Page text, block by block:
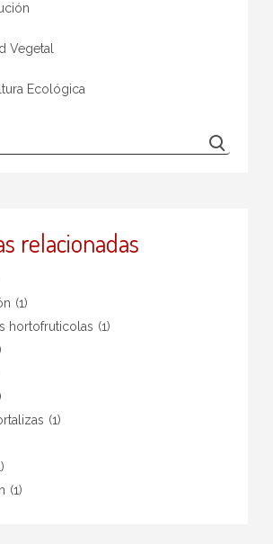
Vegetal
Ecológica
relacionadas
(1)
hortofruticolas (1)
(1)
(1)